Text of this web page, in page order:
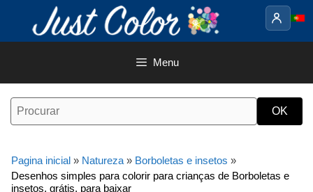
o
Menu
Pagina inicial » Natureza » Borboletas e insetos »
Desenhos simples para colorir para crianças de Borboletas e
insetos, grátis, para baixar